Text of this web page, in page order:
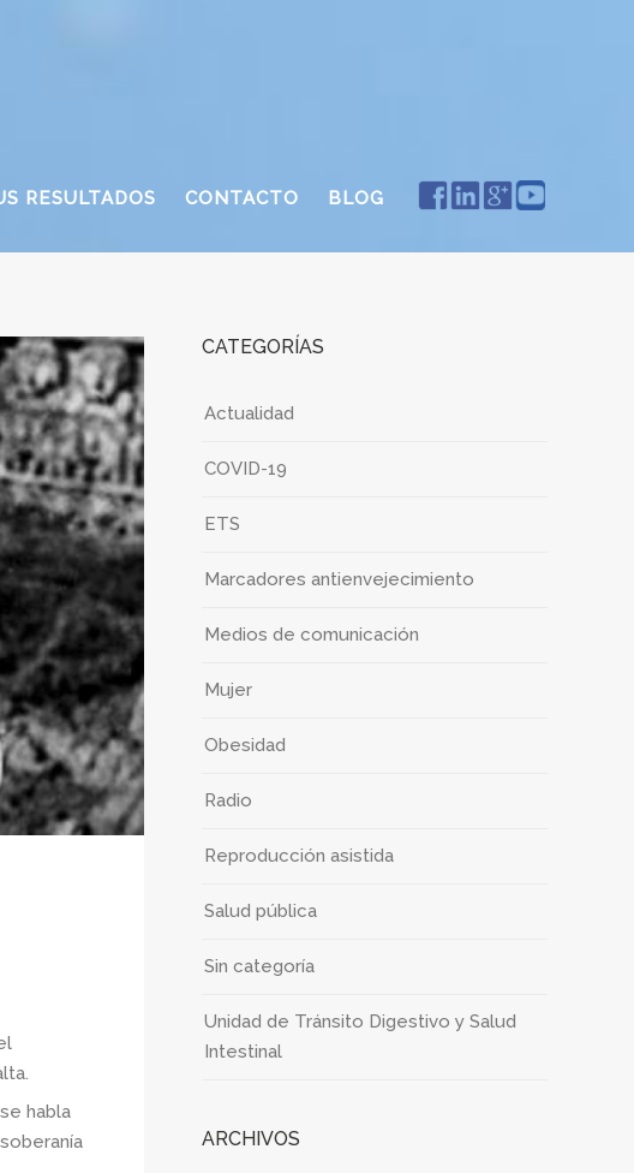
RESULTADOS CONTACTO BLOG
habla
CATEGORÍAS
Actualidad
COVID-19
ETS
Marcadores antienvejecimiento
Medios de comunicación
Mujer
Obesidad
Radio
Reproducción asistida
Salud pública
Sin categoría
Unidad de Tránsito Digestivo y Salud
Intestinal
ARCHIVOS